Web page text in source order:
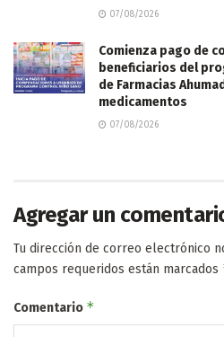
07/08/2026
Comienza pago de
beneficiarios del
de Farmacias
medicamentos
07/08/2026
Agregar un
Tu dirección de correo electrónico
campos requeridos están marcados
Comentario *